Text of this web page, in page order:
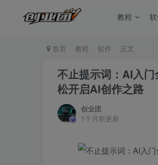
教程
首页 教程 软件 正文
不止提示词：AI入
松开启AI创作之路
创业团
1个月前更新